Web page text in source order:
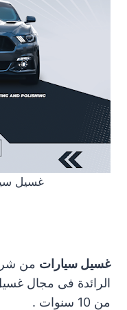
غسيل
غسيل سيارات من
الرائدة فى مجال
من 10 سنوات .